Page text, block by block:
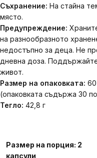
Съхранение: На стайна
място.
Предупреждение:
на разнообразното
недостъпно за деца. Не
дневна доза.
живот.
Размер на опаковката: 60
(опаковката съдържа 30
Тегло: 42,8 г
Размер на порция: 2
капсули